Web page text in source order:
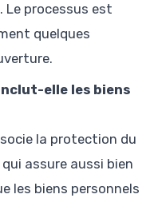
Le processus est
quelques
elle les biens
la protection du
assure aussi bien
les biens personnels